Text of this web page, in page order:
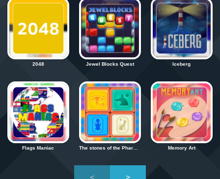
2048 Jewel Blocks Quest Iceberg
Flags Maniac The stones of the Pharaoh Memory Art